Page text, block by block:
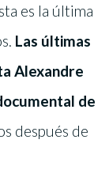
es la última
Las últimas
Alexandre
de
después de